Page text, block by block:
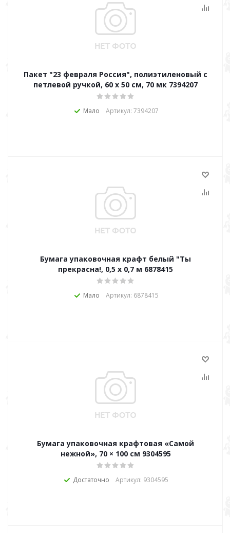
Пакет "23 февраля Россия", полиэтиленовый с
петлевой ручкой, 60 х 50 см, 70 мк 7394207
Мало Артикул: 7394207
Бумага упаковочная крафт белый "Ты
прекрасна!, 0,5 х 0,7 м 6878415
Мало Артикул: 6878415
Бумага упаковочная крафтовая «Самой
нежной», 70 × 100 см 9304595
Достаточно Артикул: 9304595